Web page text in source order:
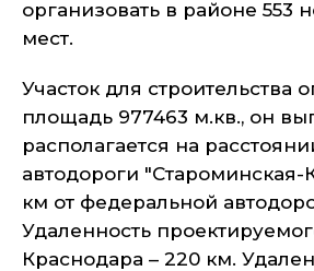
организовать в районе 553
мест.
Участок для строительства
площадь 977463 м.кв., он
располагается на
автодороги "Староминская-
км от федеральной
Удаленность
Краснодара – 220 км.